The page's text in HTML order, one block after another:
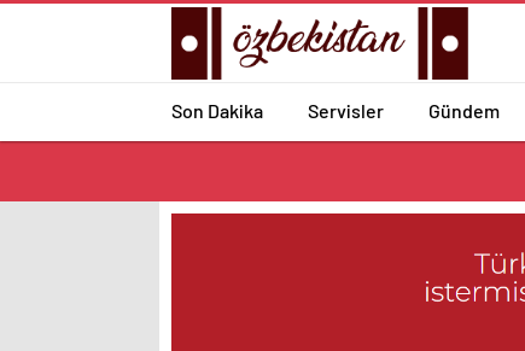
Son Dakika Servisler Gündem